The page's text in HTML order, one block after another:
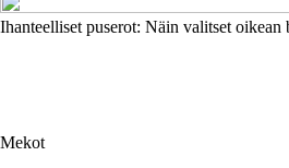
Ihanteelliset puserot: Näin valitset oikean
Mekot